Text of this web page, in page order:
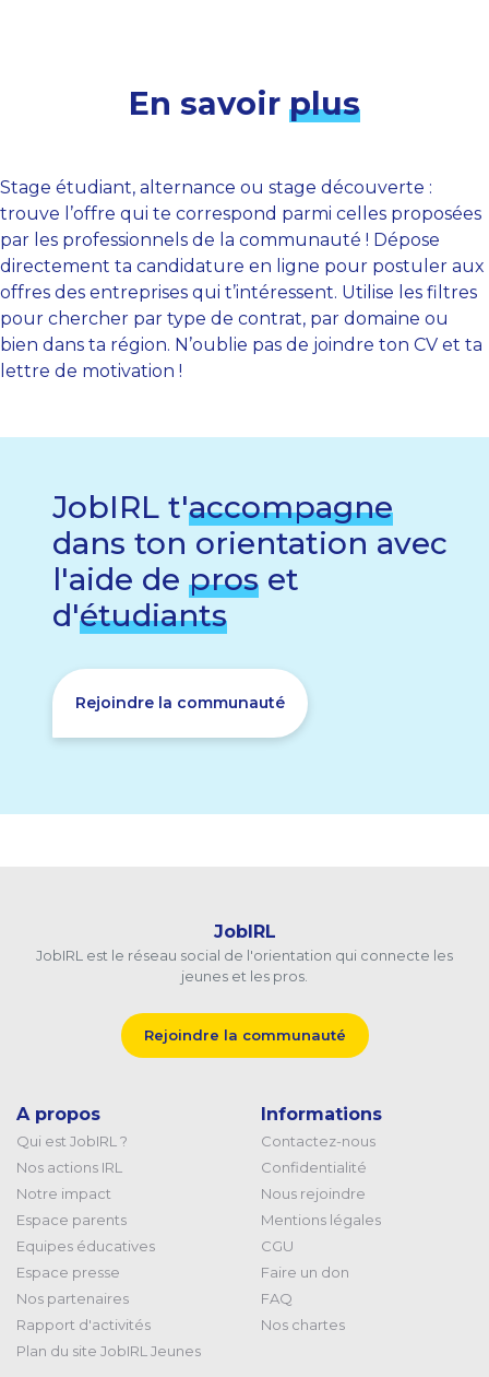
En savoir plus
Stage étudiant, alternance ou stage découverte :
trouve l’offre qui te correspond parmi celles proposées
par les professionnels de la communauté ! Dépose
directement ta candidature en ligne pour postuler aux
offres des entreprises qui t’intéressent. Utilise les filtres
pour chercher par type de contrat, par domaine ou
bien dans ta région. N’oublie pas de joindre ton CV et ta
lettre de motivation !
JobIRL t'accompagne
dans ton orientation avec
l'aide de pros et
d'étudiants
Rejoindre la communauté
JobIRL
JobIRL est le réseau social de l'orientation qui connecte les
jeunes et les pros.
Rejoindre la communauté
A propos
Qui est JobIRL ?
Nos actions IRL
Notre impact
Espace parents
Equipes éducatives
Espace presse
Nos partenaires
Rapport d'activités
Plan du site JobIRL Jeunes
Informations
Contactez-nous
Confidentialité
Nous rejoindre
Mentions légales
CGU
Faire un don
FAQ
Nos chartes